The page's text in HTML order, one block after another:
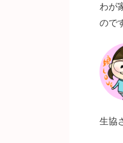
わが
ので
生協